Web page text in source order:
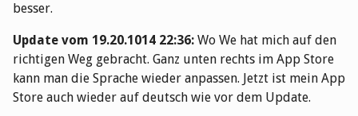
besser.
Update vom 19.20.1014 22:36: Wo We hat mich auf den
richtigen Weg gebracht. Ganz unten rechts im App Store
kann man die Sprache wieder anpassen. Jetzt ist mein App
Store auch wieder auf deutsch wie vor dem Update.